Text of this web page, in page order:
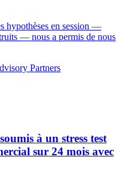
hypothèses en session —
— nous a permis de nous
Partners
à un stress test
sur 24 mois avec